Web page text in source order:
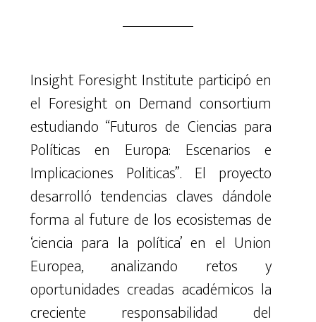
Insight Foresight Institute participó en
el Foresight on Demand consortium
estudiando “Futuros de Ciencias para
Políticas en Europa: Escenarios e
Implicaciones Politicas”. El proyecto
desarrolló tendencias claves dándole
forma al future de los ecosistemas de
‘ciencia para la política’en el Union
Europea,analizando retos y
oportunidades creadas académicos la
creciente responsabilidaddel